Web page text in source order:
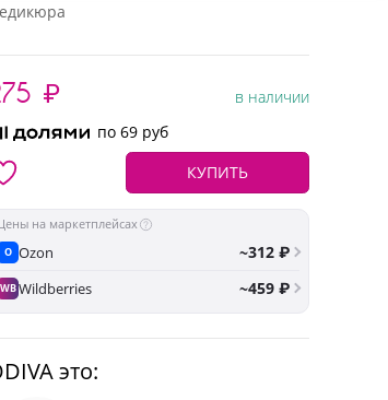
₽
в наличии
по 69 руб
КУПИТЬ
на маркетплейсах
O Ozon ~312 ₽
WBWildberries ~459 ₽
это: